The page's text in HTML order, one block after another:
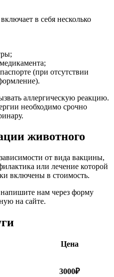
в себя несколько
(при отсутствии
аллергическую реакцию.
необходимо срочно
животного
от вида вакцины,
или лечение которой
включены в стоимость.
нам через форму
на сайте.
Цена
3000₽